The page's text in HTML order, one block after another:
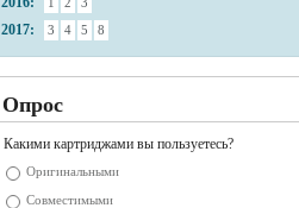
2017: 3 4 5 8
Опрос
Какими картриджами вы пользуетесь?
Оригинальными
Совместимыми